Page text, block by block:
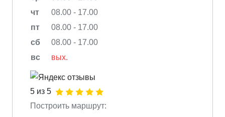
чт
08.00 - 17.00
пт
08.00 - 17.00
сб
08.00 - 17.00
вс
вых.
5 из 5
Построить маршрут: